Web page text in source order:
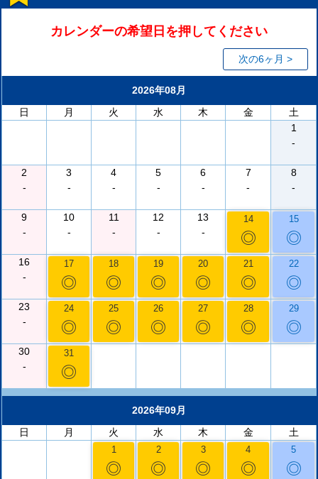
カレンダーの希望日を押してください
次の6ヶ月 >
2026年08月
日
月 火 水 木 金
土
1
-
2
-
3
-
4
-
5
-
6
-
7
-
8
-
9
-
10
-
11
-
12
-
13
-
14
◎
15
◎
16
-
17
◎
18
◎
19
◎
20
◎
21
◎
22
◎
23
-
24
◎
25
◎
26
◎
27
◎
28
◎
29
◎
30
-
31
◎
2026年09月
日
月 火 水 木 金 土
1
◎
2
◎
3
◎
4
◎
5
◎